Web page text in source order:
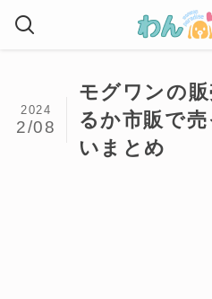
モグワンの
るか市販で
いまとめ
2024
2/08